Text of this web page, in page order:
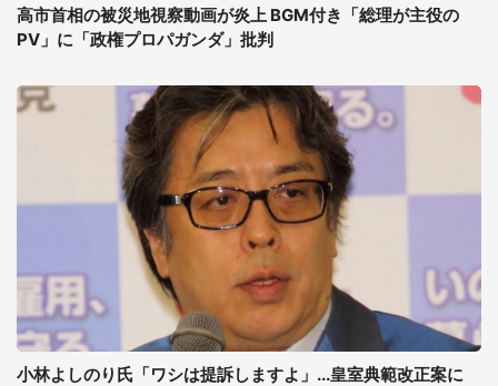
高市首相の被災地視察動画が炎上 BGM付き「総理が主役の
PV」に「政権プロパガンダ」批判
小林よしのり氏「ワシは提訴しますよ」...皇室典範改正案に